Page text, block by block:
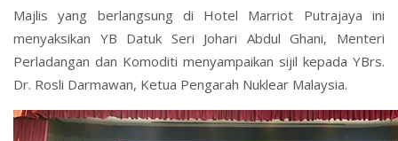
Majlis yang berlangsung di Hotel Marriot Putrajaya ini
menyaksikan YB Datuk Seri Johari Abdul Ghani, Menteri
Perladangan dan Komoditi menyampaikan sijil kepada YBrs.
Dr. Rosli Darmawan, Ketua Pengarah Nuklear Malaysia.